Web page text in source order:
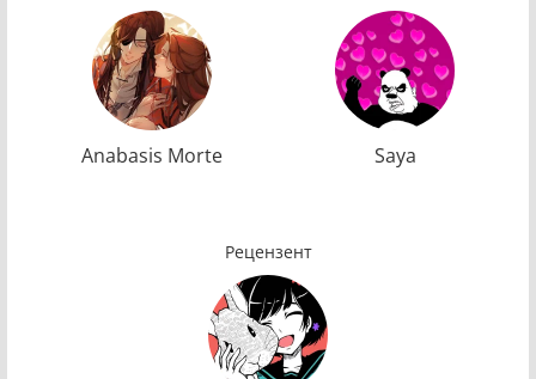
Anabasis Morte Saya
Рецензент